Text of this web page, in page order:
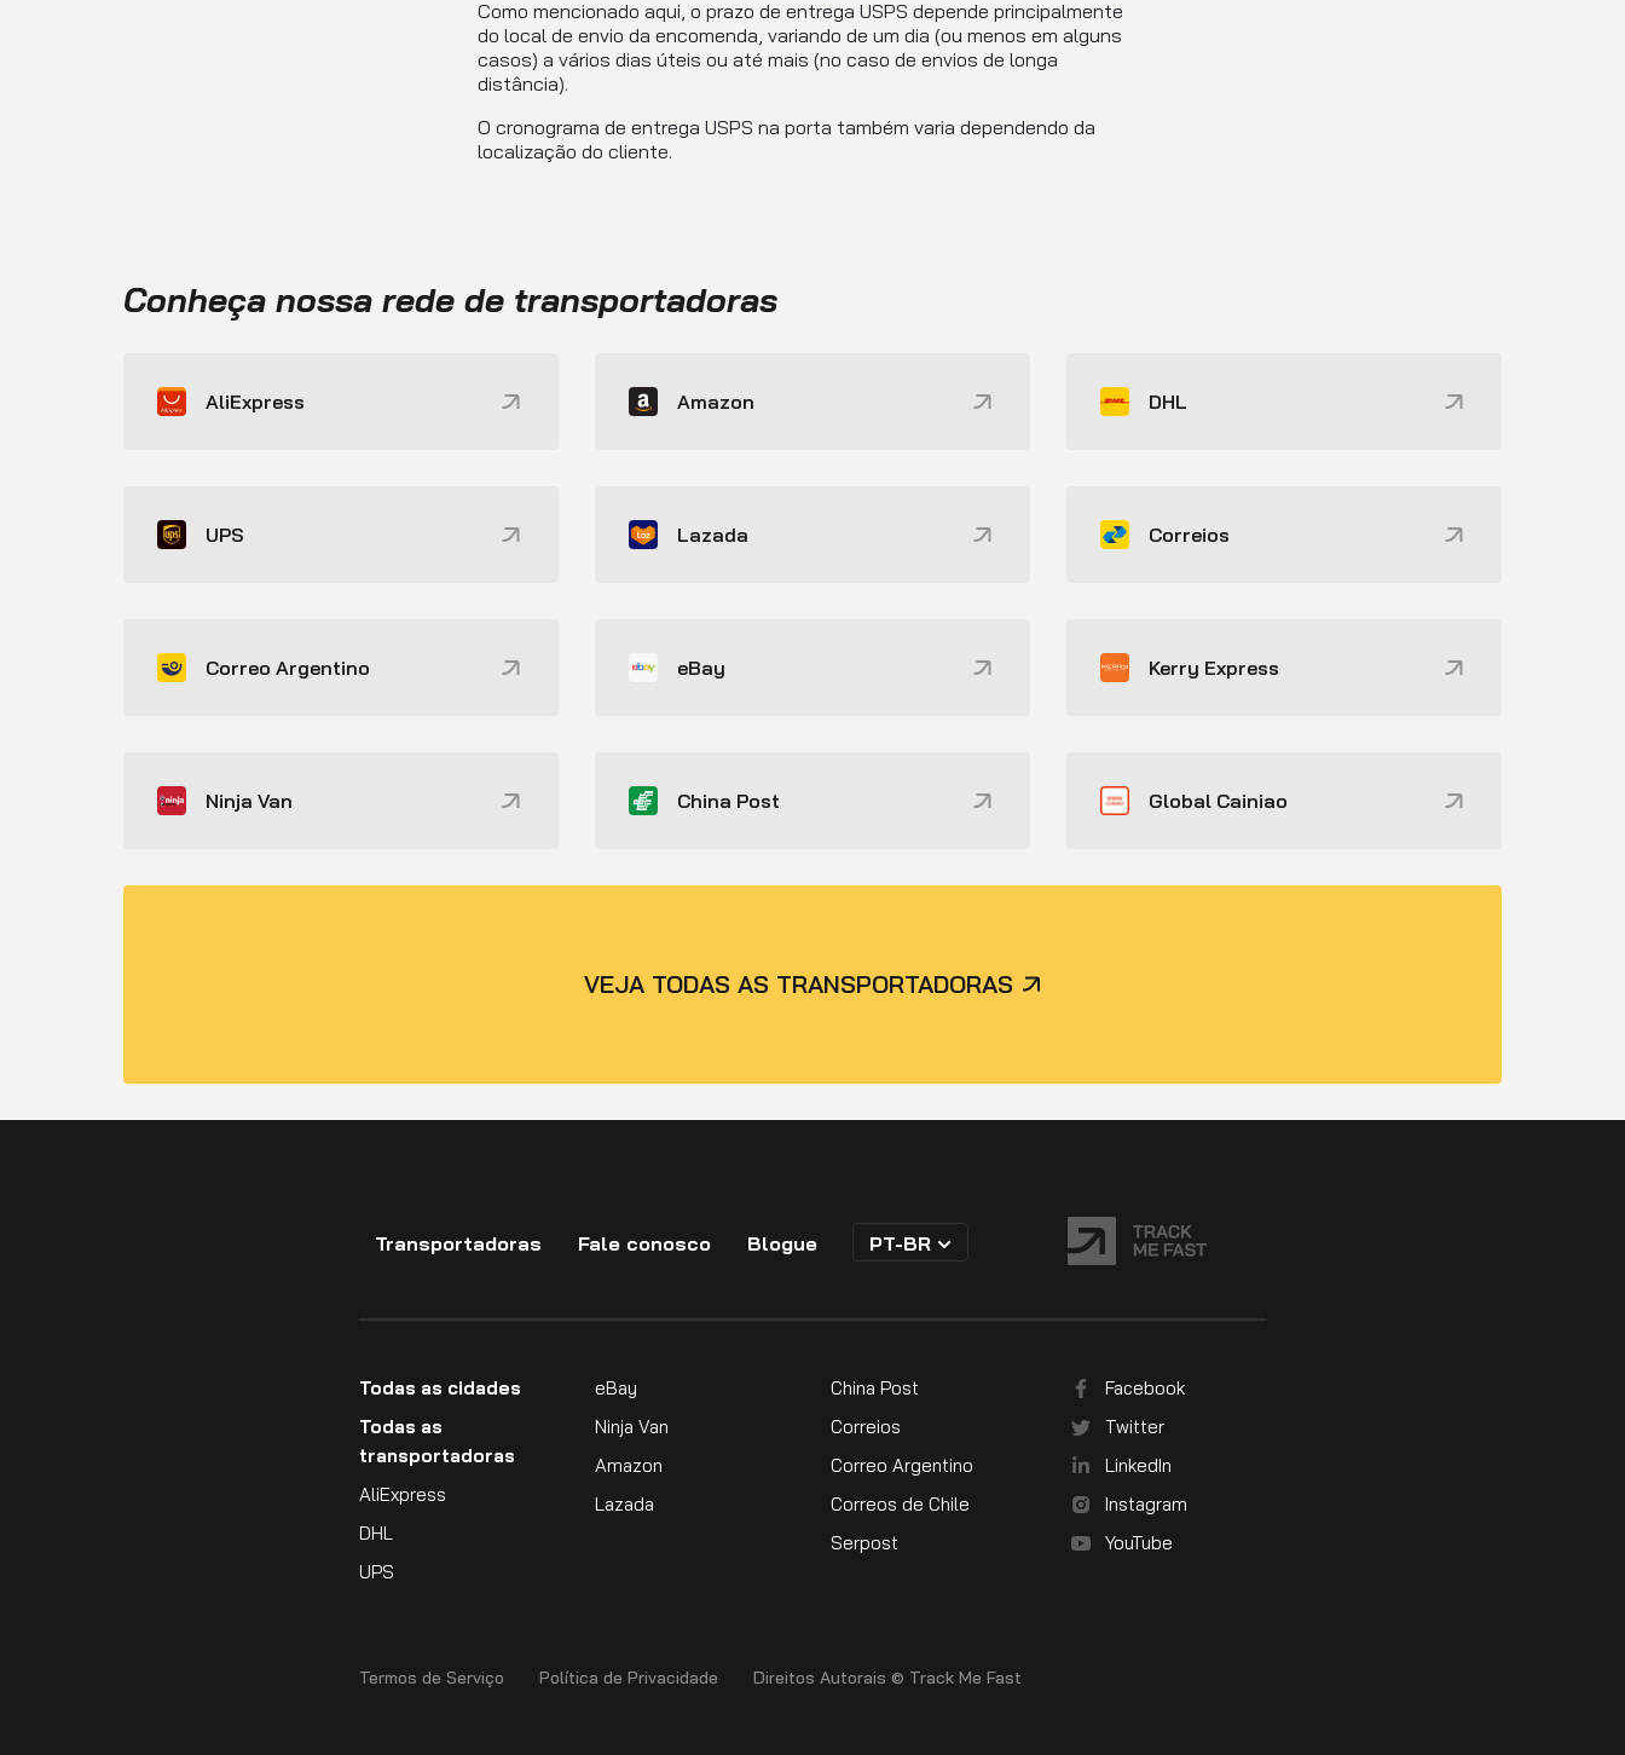
Como mencionado aqui, o prazo de entrega USPS depende principalmente
do local de envio da encomenda, variando de um dia (ou menos em alguns
casos) a vários dias úteis ou até mais (no caso de envios de longa
distância).
O cronograma de entrega USPS na porta também varia dependendo da
localização do cliente.
Conheça nossa rede de transportadoras
AliExpress Amazon DHL
UPS Lazada Correios
Correo Argentino eBay Kerry Express
Ninja Van China Post Global Cainiao
VEJA TODAS AS TRANSPORTADORAS
Transportadoras Fale conosco Blogue PT-BR
Todas as cidades
Todas as
transportadoras
AliExpress
DHL
UPS
eBay
Ninja Van
Amazon
Lazada
China Post
Correios
Correo Argentino
Correos de Chile
Serpost
Facebook
Twitter
LinkedIn
Instagram
YouTube
Termos de Serviço Política de Privacidade Direitos Autorais © Track Me Fast